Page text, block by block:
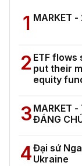
1 MARKET
2 ETF
put their
equity
3 MARKET -
ĐÁNG
4Đại sứ
Ukraine